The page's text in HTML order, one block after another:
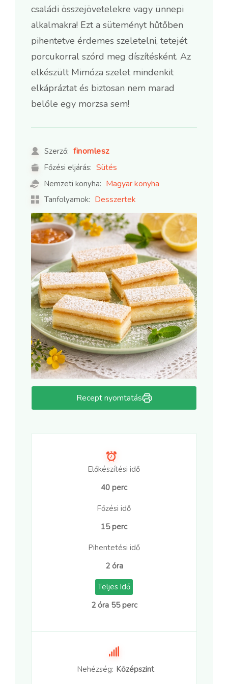
családi összejövetelekre vagy ünnepi
alkalmakra! Ezt a süteményt hűtőben
pihentetve érdemes szeletelni, tetejét
porcukorral szórd meg díszítésként. Az
elkészült Mimóza szelet mindenkit
elkápráztat és biztosan nem marad
belőle egy morzsa sem!
Szerző: finomlesz
Főzési eljárás: Sütés
Nemzeti konyha: Magyar konyha
Tanfolyamok: Desszertek
Recept nyomtatás
Előkészítési idő
40 perc
Főzési idő
15 perc
Pihentetési idő
2 óra
Teljes Idő
2 óra 55 perc
Nehézség: Középszint